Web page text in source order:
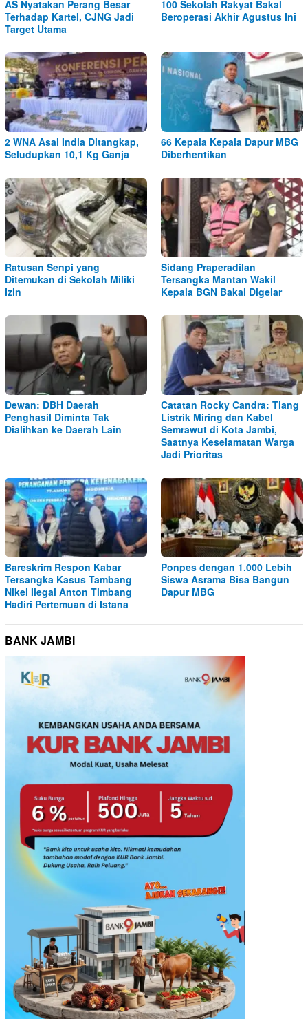
AS Nyatakan Perang Besar
Terhadap Kartel, CJNG Jadi
Target Utama
100 Sekolah Rakyat Bakal
Beroperasi Akhir Agustus Ini
2 WNA Asal India Ditangkap,
Seludupkan 10,1 Kg Ganja
66 Kepala Kepala Dapur MBG
Diberhentikan
Ratusan Senpi yang
Ditemukan di Sekolah Miliki
Izin
Sidang Praperadilan
Tersangka Mantan Wakil
Kepala BGN Bakal Digelar
Dewan: DBH Daerah
Penghasil Diminta Tak
Dialihkan ke Daerah Lain
Catatan Rocky Candra: Tiang
Listrik Miring dan Kabel
Semrawut di Kota Jambi,
Saatnya Keselamatan Warga
Jadi Prioritas
Bareskrim Respon Kabar
Tersangka Kasus Tambang
Nikel Ilegal Anton Timbang
Hadiri Pertemuan di Istana
Ponpes dengan 1.000 Lebih
Siswa Asrama Bisa Bangun
Dapur MBG
BANK JAMBI